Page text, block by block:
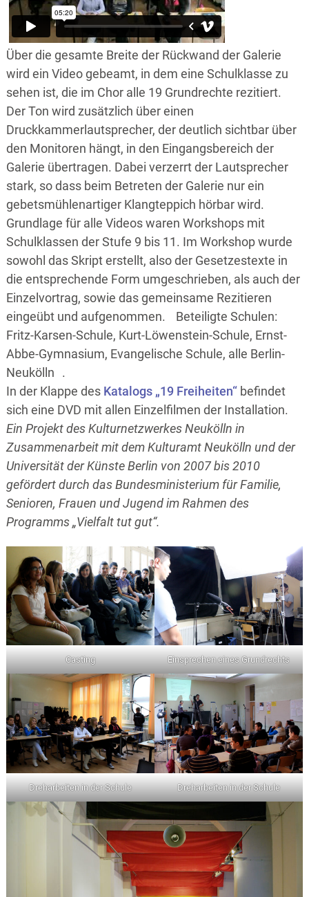
Über die gesamte Breite der Rückwand der Galerie
wird ein Video gebeamt, in dem eine Schulklasse zu
sehen ist, die im Chor alle 19 Grundrechte rezitiert.
Der Ton wird zusätzlich über einen
Druckkammerlautsprecher, der deutlich sichtbar über
den Monitoren hängt, in den Eingangsbereich der
Galerie übertragen. Dabei verzerrt der Lautsprecher
stark, so dass beim Betreten der Galerie nur ein
gebetsmühlenartiger Klangteppich hörbar wird.
Grundlage für alle Videos waren Workshops mit
Schulklassen der Stufe 9 bis 11. Im Workshop wurde
sowohl das Skript erstellt, also der Gesetzestexte in
die entsprechende Form umgeschrieben, als auch der
Einzelvortrag, sowie das gemeinsame Rezitieren
eingeübt und aufgenommen. Beteiligte Schulen:
Fritz-Karsen-Schule, Kurt-Löwenstein-Schule, Ernst-
Abbe-Gymnasium, Evangelische Schule, alle Berlin-
Neukölln .
In der Klappe des Katalogs „19 Freiheiten“befindet
sich eine DVD mit allen Einzelfilmen der Installation.
Ein Projekt des Kulturnetzwerkes Neukölln in
Zusammenarbeit mit dem Kulturamt Neukölln und der
Universität der Künste Berlin von 2007 bis 2010
gefördert durch das Bundesministerium für Familie,
Senioren, Frauen und Jugend im Rahmen des
Programms „Vielfalt tut gut“.
Casting Einsprechen eines Grundrechts
Dreharbeiten in der Schule Dreharbeiten in der Schule